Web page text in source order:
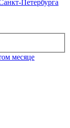
Петербурга
месяце